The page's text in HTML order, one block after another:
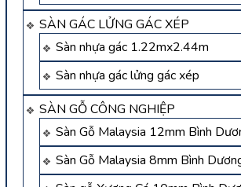
SÀN GÁC LỬNG GÁC XÉP
Sàn nhựa gác 1.22mx2.44m
Sàn nhựa gác lửng gác xép
SÀN GỖ CÔNG NGHIỆP
Sàn Gỗ Malaysia 12mm Bình
Sàn Gỗ Malaysia 8mm Bình